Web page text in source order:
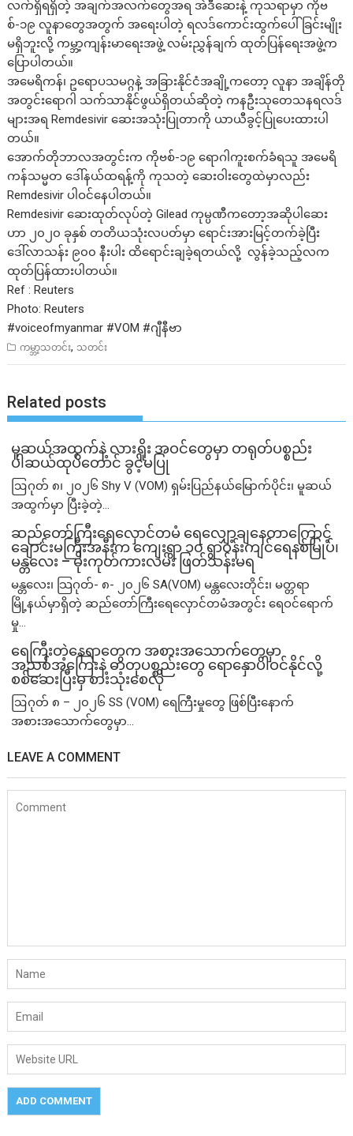
လက်ရှိရရှိတဲ့ အချက်အလက်တွေအရ အဲဒီဆေးနဲ့ ကုသရာမှာ ကိုဗ
စ်-၁၉ လူနာတွေအတွက် အရေးပါတဲ့ ရလဒ်ကောင်းထွက်ပေါ်ခြင်းမျိုး
မရှိဘူးလို့ ကမ္ဘာ့ကျန်းမာရေးအဖွဲ့ လမ်းညွှန်ချက် ထုတ်ပြန်ရေးအဖွဲ့က
ပြောပါတယ်။
အမေရိကန်၊ ဥရောပသမဂ္ဂနဲ့ အခြားနိုင်ငံအချို့ကတော့ လူနာ အချိန်တို
အတွင်းရောဂါ သက်သာနိုင်ဖွယ်ရှိတယ်ဆိုတဲ့ ကနဦးသုတေသနရလဒ်
များအရ Remdesivir ဆေးအသုံးပြုတာကို ယာယီခွင့်ပြုပေးထားပါ
တယ်။
အောက်တိုဘာလအတွင်းက ကိုဗစ်-၁၉ ရောဂါကူးစက်ခံရသူ အမေရိ
ကန်သမ္မတ ဒေါ်နယ်ထရန့်ကို ကုသတဲ့ ဆေးဝါးတွေထဲမှာလည်း
Remdesivir ပါဝင်နေပါတယ်။
Remdesivir ဆေးထုတ်လုပ်တဲ့ Gilead ကုမ္ပဏီကတော့အဆိုပါဆေး
ဟာ ၂၀၂၀ ခုနှစ် တတိယသုံးလပတ်မှာ ရောင်းအားမြင့်တက်ခဲ့ပြီး
ဒေါ်လာသန်း ၉၀၀ နီးပါး ထိရောင်းချခဲ့ရတယ်လို့ လွန်ခဲ့သည့်လက
ထုတ်ပြန်ထားပါတယ်။
Ref : Reuters
Photo: Reuters
#voiceofmyanmar #VOM #ဂျီနီဗာ
ကမ္ဘာ့သတင်း, သတင်း
Related posts
မူဆယ်အထွက်နဲ့ လားရှိုး အဝင်တွေမှာ တရုတ်ပစ္စည်း
ပါဆယ်ထုပ်တောင် ခွင့်မပြု
ဩဂုတ် ၈၊ ၂၀၂၆ Shy V (VOM) ရှမ်းပြည်နယ်မြောက်ပိုင်း၊ မူဆယ်
အထွက်မှာ ပြီးခဲ့တဲ့...
ဆည်တော်ကြီးရေလှောင်တမံ ရေလျှော့ချနေတာကြောင့်
ချောင်းမကြီးအနီးက ကျေးရွာ ၁၀ ရွာဝန်းကျင်ရေနစ်မြုပ်၊
မန္တလေး – မိုးကုတ်ကားလမ်း ဖြတ်သန်းမရ
မန္တလေး၊ သြဂုတ်- ၈- ၂၀၂၆ SA(VOM) မန္တလေးတိုင်း၊ မတ္တရာ
မြို့နယ်မှာရှိတဲ့ ဆည်တော်ကြီးရေလှောင်တမံအတွင်း ရေဝင်ရောက်
မှု...
ရေကြီးတဲ့​နေရာ​တွေက အစားအသောက်တွေမှာ
အညစ်အကြေးနဲ့ ဓာတုပစ္စည်းတွေ ရောနှောပါဝင်နိုင်လို့
စစ်ဆေးပြီးမှ စားသုံးစေလို
ဩဂုတ် ၈ – ၂၀၂၆ SS (VOM) ရေကြီးမှုတွေ ဖြစ်ပြီးနောက်
အစားအသောက်တွေမှာ...
LEAVE A COMMENT